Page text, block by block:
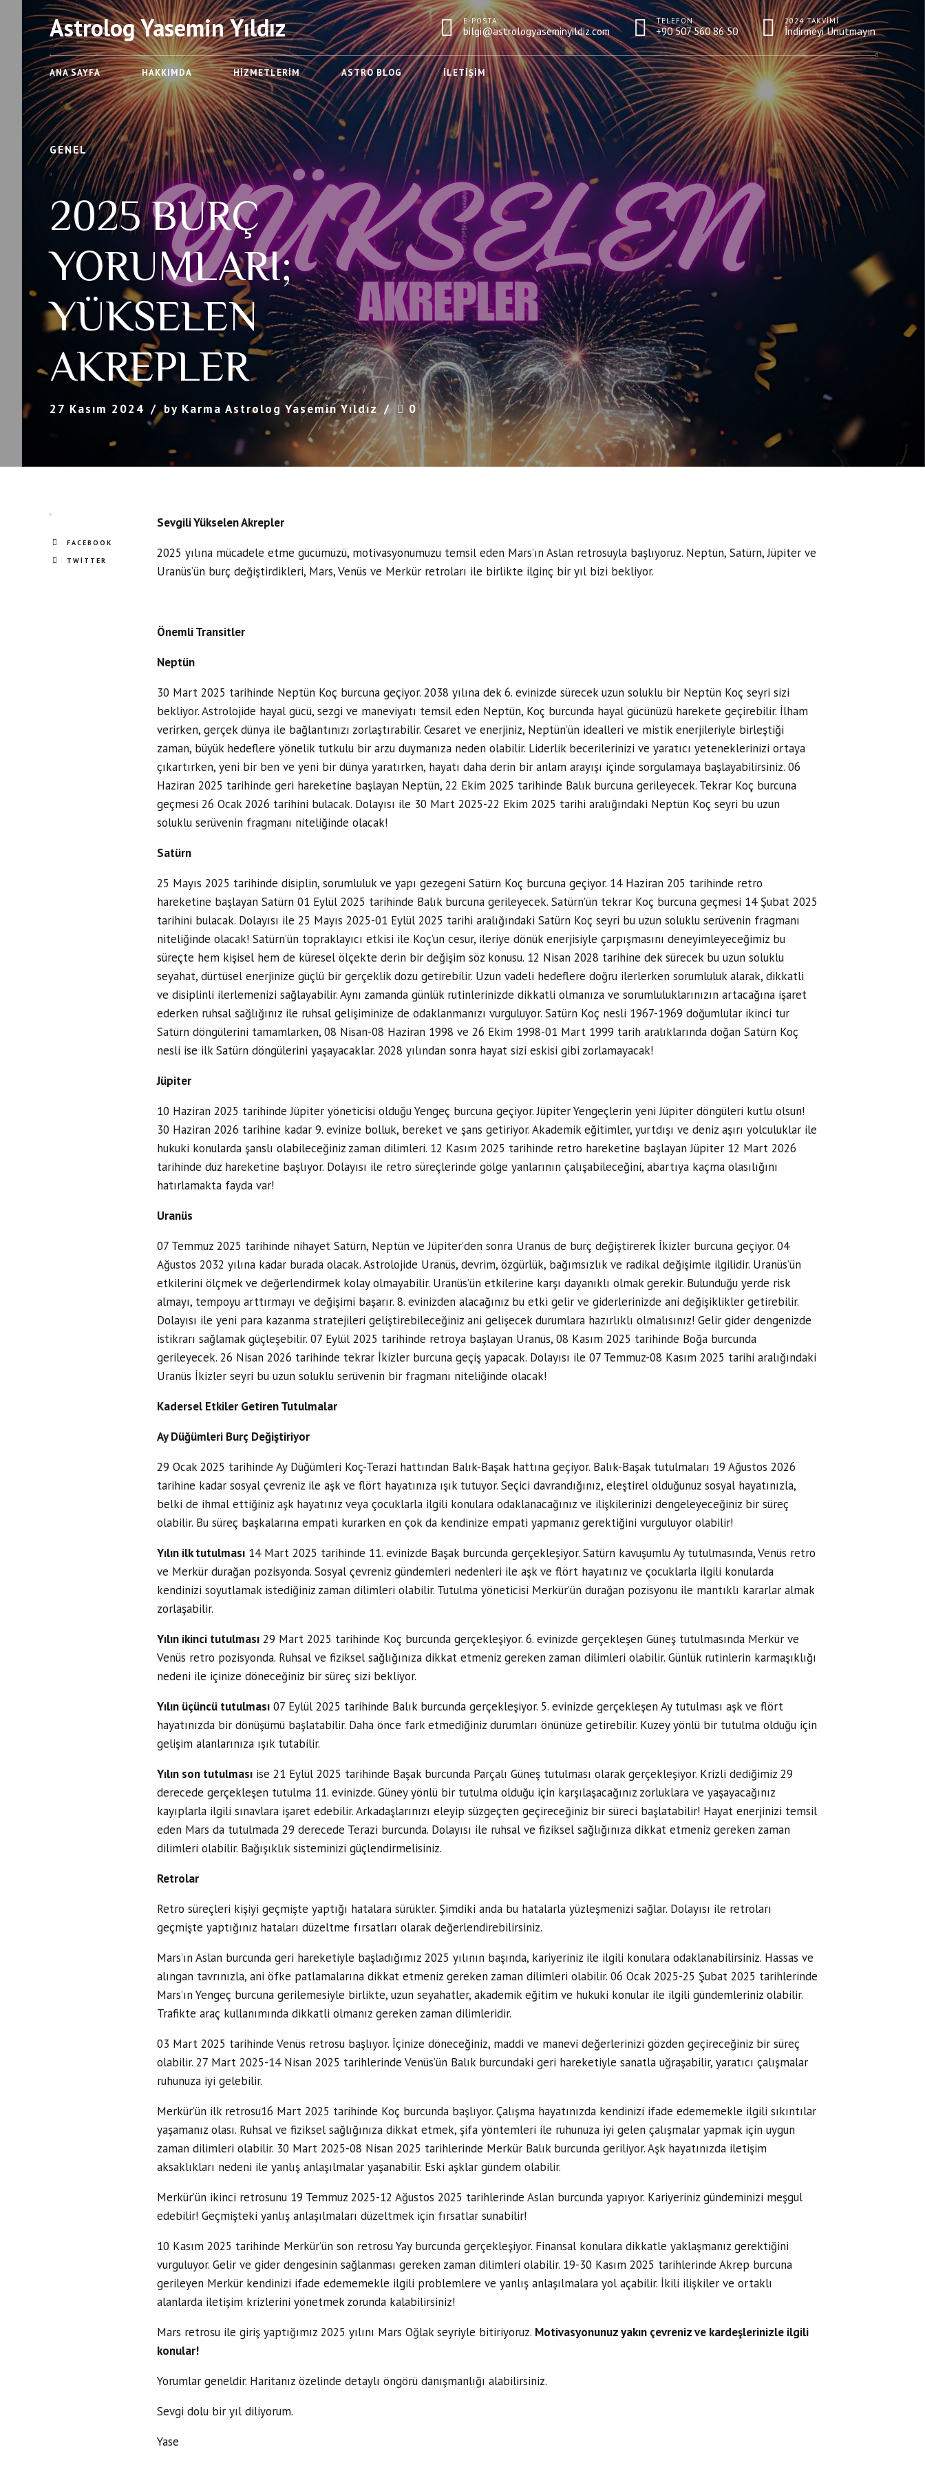
Astrolog Yasemin Yıldız 2024 TAKVIMI
İndirmeyi Unutmayın
TELEFON
+90 507 560 86 50
E-POSTA:
bilgi@astrologyaseminyildiz.com
ANA SAYFA HAKKIMDA HIZMETLERIM ASTRO BLOG İLETIŞIM
GENEL
2025 BURÇ
YORUMLARI;
YÜKSELEN
AKREPLER
27 Kasım 2024 by Karma Astrolog Yasemin Yıldız 0
FACEBOOK
TWITTER
Sevgili Yükselen Akrepler
2025 yılına mücadele etme gücümüzü, motivasyonumuzu temsil eden Mars’ın Aslan retrosuyla başlıyoruz. Neptün, Satürn, Jüpiter ve
Uranüs’ün burç değiştirdikleri, Mars, Venüs ve Merkür retroları ile birlikte ilginç bir yıl bizi bekliyor.
Önemli Transitler
Neptün
30 Mart 2025 tarihinde Neptün Koç burcuna geçiyor. 2038 yılına dek 6. evinizde sürecek uzun soluklu bir Neptün Koç seyri sizi
bekliyor. Astrolojide hayal gücü, sezgi ve maneviyatı temsil eden Neptün, Koç burcunda hayal gücünüzü harekete geçirebilir. İlham
verirken, gerçek dünya ile bağlantınızı zorlaştırabilir. Cesaret ve enerjiniz, Neptün’ün idealleri ve mistik enerjileriyle birleştiği
zaman, büyük hedeflere yönelik tutkulu bir arzu duymanıza neden olabilir. Liderlik becerilerinizi ve yaratıcı yeteneklerinizi ortaya
çıkartırken, yeni bir ben ve yeni bir dünya yaratırken, hayatı daha derin bir anlam arayışı içinde sorgulamaya başlayabilirsiniz. 06
Haziran 2025 tarihinde geri hareketine başlayan Neptün, 22 Ekim 2025 tarihinde Balık burcuna gerileyecek. Tekrar Koç burcuna
geçmesi 26 Ocak 2026 tarihini bulacak. Dolayısı ile 30 Mart 2025-22 Ekim 2025 tarihi aralığındaki Neptün Koç seyri bu uzun
soluklu serüvenin fragmanı niteliğinde olacak!
Satürn
25 Mayıs 2025 tarihinde disiplin, sorumluluk ve yapı gezegeni Satürn Koç burcuna geçiyor. 14 Haziran 205 tarihinde retro
hareketine başlayan Satürn 01 Eylül 2025 tarihinde Balık burcuna gerileyecek. Satürn’ün tekrar Koç burcuna geçmesi 14 Şubat 2025
tarihini bulacak. Dolayısı ile 25 Mayıs 2025-01 Eylül 2025 tarihi aralığındaki Satürn Koç seyri bu uzun soluklu serüvenin fragmanı
niteliğinde olacak! Satürn’ün topraklayıcı etkisi ile Koç’un cesur, ileriye dönük enerjisiyle çarpışmasını deneyimleyeceğimiz bu
süreçte hem kişisel hem de küresel ölçekte derin bir değişim söz konusu. 12 Nisan 2028 tarihine dek sürecek bu uzun soluklu
seyahat, dürtüsel enerjinize güçlü bir gerçeklik dozu getirebilir. Uzun vadeli hedeflere doğru ilerlerken sorumluluk alarak, dikkatli
ve disiplinli ilerlemenizi sağlayabilir. Aynı zamanda günlük rutinlerinizde dikkatli olmanıza ve sorumluluklarınızın artacağına işaret
ederken ruhsal sağlığınız ile ruhsal gelişiminize de odaklanmanızı vurguluyor. Satürn Koç nesli 1967-1969 doğumlular ikinci tur
Satürn döngülerini tamamlarken, 08 Nisan-08 Haziran 1998 ve 26 Ekim 1998-01 Mart 1999 tarih aralıklarında doğan Satürn Koç
nesli ise ilk Satürn döngülerini yaşayacaklar. 2028 yılından sonra hayat sizi eskisi gibi zorlamayacak!
Jüpiter
10 Haziran 2025 tarihinde Jüpiter yöneticisi olduğu Yengeç burcuna geçiyor. Jüpiter Yengeçlerin yeni Jüpiter döngüleri kutlu olsun!
30 Haziran 2026 tarihine kadar 9. evinize bolluk, bereket ve şans getiriyor. Akademik eğitimler, yurtdışı ve deniz aşırı yolculuklar ile
hukuki konularda şanslı olabileceğiniz zaman dilimleri. 12 Kasım 2025 tarihinde retro hareketine başlayan Jüpiter 12 Mart 2026
tarihinde düz hareketine başlıyor. Dolayısı ile retro süreçlerinde gölge yanlarının çalışabileceğini, abartıya kaçma olasılığını
hatırlamakta fayda var!
Uranüs
07 Temmuz 2025 tarihinde nihayet Satürn, Neptün ve Jüpiter’den sonra Uranüs de burç değiştirerek İkizler burcuna geçiyor. 04
Ağustos 2032 yılına kadar burada olacak. Astrolojide Uranüs, devrim, özgürlük, bağımsızlık ve radikal değişimle ilgilidir. Uranüs’ün
etkilerini ölçmek ve değerlendirmek kolay olmayabilir. Uranüs’ün etkilerine karşı dayanıklı olmak gerekir. Bulunduğu yerde risk
almayı, tempoyu arttırmayı ve değişimi başarır. 8. evinizden alacağınız bu etki gelir ve giderlerinizde ani değişiklikler getirebilir.
Dolayısı ile yeni para kazanma stratejileri geliştirebileceğiniz ani gelişecek durumlara hazırlıklı olmalısınız! Gelir gider dengenizde
istikrarı sağlamak güçleşebilir. 07 Eylül 2025 tarihinde retroya başlayan Uranüs, 08 Kasım 2025 tarihinde Boğa burcunda
gerileyecek. 26 Nisan 2026 tarihinde tekrar İkizler burcuna geçiş yapacak. Dolayısı ile 07 Temmuz-08 Kasım 2025 tarihi aralığındaki
Uranüs İkizler seyri bu uzun soluklu serüvenin bir fragmanı niteliğinde olacak!
Kadersel Etkiler Getiren Tutulmalar
Ay Düğümleri Burç Değiştiriyor
29 Ocak 2025 tarihinde Ay Düğümleri Koç-Terazi hattından Balık-Başak hattına geçiyor. Balık-Başak tutulmaları 19 Ağustos 2026
tarihine kadar sosyal çevreniz ile aşk ve flört hayatınıza ışık tutuyor. Seçici davrandığınız, eleştirel olduğunuz sosyal hayatınızla,
belki de ihmal ettiğiniz aşk hayatınız veya çocuklarla ilgili konulara odaklanacağınız ve ilişkilerinizi dengeleyeceğiniz bir süreç
olabilir. Bu süreç başkalarına empati kurarken en çok da kendinize empati yapmanız gerektiğini vurguluyor olabilir!
Yılın ilk tutulması 14 Mart 2025 tarihinde 11. evinizde Başak burcunda gerçekleşiyor. Satürn kavuşumlu Ay tutulmasında, Venüs retro
ve Merkür durağan pozisyonda. Sosyal çevreniz gündemleri nedenleri ile aşk ve flört hayatınız ve çocuklarla ilgili konularda
kendinizi soyutlamak istediğiniz zaman dilimleri olabilir. Tutulma yöneticisi Merkür’ün durağan pozisyonu ile mantıklı kararlar almak
zorlaşabilir.
Yılın ikinci tutulması 29 Mart 2025 tarihinde Koç burcunda gerçekleşiyor. 6. evinizde gerçekleşen Güneş tutulmasında Merkür ve
Venüs retro pozisyonda. Ruhsal ve fiziksel sağlığınıza dikkat etmeniz gereken zaman dilimleri olabilir. Günlük rutinlerin karmaşıklığı
nedeni ile içinize döneceğiniz bir süreç sizi bekliyor.
Yılın üçüncü tutulması 07 Eylül 2025 tarihinde Balık burcunda gerçekleşiyor. 5. evinizde gerçekleşen Ay tutulması aşk ve flört
hayatınızda bir dönüşümü başlatabilir. Daha önce fark etmediğiniz durumları önünüze getirebilir. Kuzey yönlü bir tutulma olduğu için
gelişim alanlarınıza ışık tutabilir.
Yılın son tutulması ise 21 Eylül 2025 tarihinde Başak burcunda Parçalı Güneş tutulması olarak gerçekleşiyor. Krizli dediğimiz 29
derecede gerçekleşen tutulma 11. evinizde. Güney yönlü bir tutulma olduğu için karşılaşacağınız zorluklara ve yaşayacağınız
kayıplarla ilgili sınavlara işaret edebilir. Arkadaşlarınızı eleyip süzgeçten geçireceğiniz bir süreci başlatabilir! Hayat enerjinizi temsil
eden Mars da tutulmada 29 derecede Terazi burcunda. Dolayısı ile ruhsal ve fiziksel sağlığınıza dikkat etmeniz gereken zaman
dilimleri olabilir. Bağışıklık sisteminizi güçlendirmelisiniz.
Retrolar
Retro süreçleri kişiyi geçmişte yaptığı hatalara sürükler. Şimdiki anda bu hatalarla yüzleşmenizi sağlar. Dolayısı ile retroları
geçmişte yaptığınız hataları düzeltme fırsatları olarak değerlendirebilirsiniz.
Mars’ın Aslan burcunda geri hareketiyle başladığımız 2025 yılının başında, kariyeriniz ile ilgili konulara odaklanabilirsiniz. Hassas ve
alıngan tavrınızla, ani öfke patlamalarına dikkat etmeniz gereken zaman dilimleri olabilir. 06 Ocak 2025-25 Şubat 2025 tarihlerinde
Mars’ın Yengeç burcuna gerilemesiyle birlikte, uzun seyahatler, akademik eğitim ve hukuki konular ile ilgili gündemleriniz olabilir.
Trafikte araç kullanımında dikkatli olmanız gereken zaman dilimleridir.
03 Mart 2025 tarihinde Venüs retrosu başlıyor. İçinize döneceğiniz, maddi ve manevi değerlerinizi gözden geçireceğiniz bir süreç
olabilir. 27 Mart 2025-14 Nisan 2025 tarihlerinde Venüs’ün Balık burcundaki geri hareketiyle sanatla uğraşabilir, yaratıcı çalışmalar
ruhunuza iyi gelebilir.
Merkür’ün ilk retrosu16 Mart 2025 tarihinde Koç burcunda başlıyor. Çalışma hayatınızda kendinizi ifade edememekle ilgili sıkıntılar
yaşamanız olası. Ruhsal ve fiziksel sağlığınıza dikkat etmek, şifa yöntemleri ile ruhunuza iyi gelen çalışmalar yapmak için uygun
zaman dilimleri olabilir. 30 Mart 2025-08 Nisan 2025 tarihlerinde Merkür Balık burcunda geriliyor. Aşk hayatınızda iletişim
aksaklıkları nedeni ile yanlış anlaşılmalar yaşanabilir. Eski aşklar gündem olabilir.
Merkür’ün ikinci retrosunu 19 Temmuz 2025-12 Ağustos 2025 tarihlerinde Aslan burcunda yapıyor. Kariyeriniz gündeminizi meşgul
edebilir! Geçmişteki yanlış anlaşılmaları düzeltmek için fırsatlar sunabilir!
10 Kasım 2025 tarihinde Merkür’ün son retrosu Yay burcunda gerçekleşiyor. Finansal konulara dikkatle yaklaşmanız gerektiğini
vurguluyor. Gelir ve gider dengesinin sağlanması gereken zaman dilimleri olabilir. 19-30 Kasım 2025 tarihlerinde Akrep burcuna
gerileyen Merkür kendinizi ifade edememekle ilgili problemlere ve yanlış anlaşılmalara yol açabilir. İkili ilişkiler ve ortaklı
alanlarda iletişim krizlerini yönetmek zorunda kalabilirsiniz!
Mars retrosu ile giriş yaptığımız 2025 yılını Mars Oğlak seyriyle bitiriyoruz. Motivasyonunuz yakın çevreniz ve kardeşlerinizle ilgili
konular!
Yorumlar geneldir. Haritanız özelinde detaylı öngörü danışmanlığı alabilirsiniz.
Sevgi dolu bir yıl diliyorum.
Yase